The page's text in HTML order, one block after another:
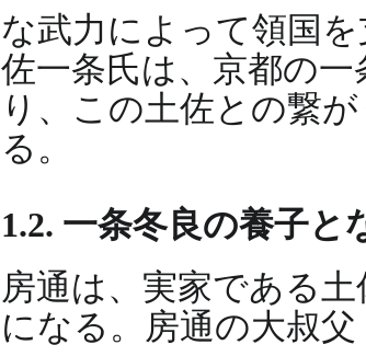
な武力によって領国
佐一条氏は、京都の
り、この土佐との繋
る。
1.2. 一条冬良の養子と
房通は、実家である
になる。房通の大叔